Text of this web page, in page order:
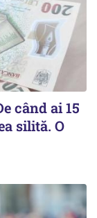
când ai 15
silită. O